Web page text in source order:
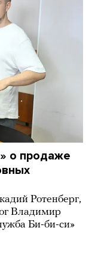
о продаже
Ротенберг,
Владимир
Би-би-си»